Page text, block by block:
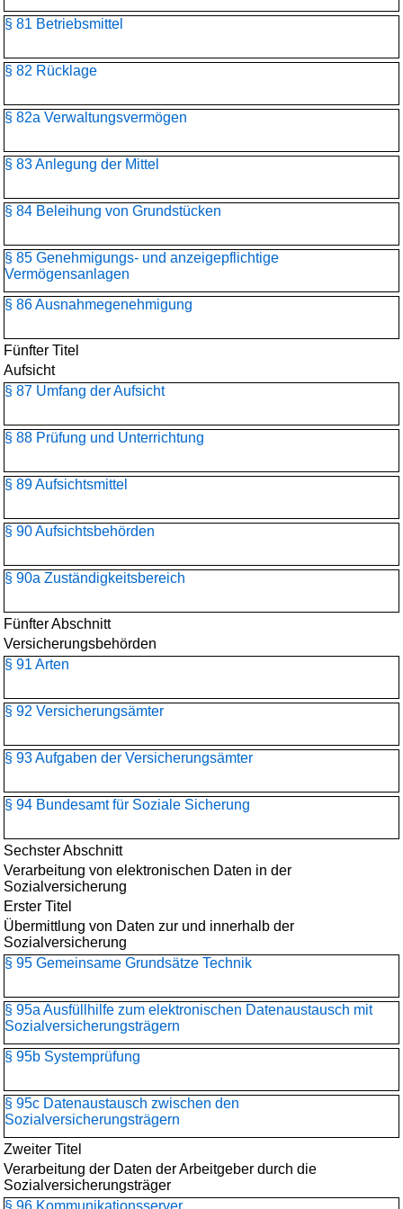
§ 81 Betriebsmittel
§ 82 Rücklage
§ 82a Verwaltungsvermögen
§ 83 Anlegung der Mittel
§ 84 Beleihung von Grundstücken
§ 85 Genehmigungs- und anzeigepflichtige
Vermögensanlagen
§ 86 Ausnahmegenehmigung
Fünfter Titel
Aufsicht
§ 87 Umfang der Aufsicht
§ 88 Prüfung und Unterrichtung
§ 89 Aufsichtsmittel
§ 90 Aufsichtsbehörden
§ 90a Zuständigkeitsbereich
Fünfter Abschnitt
Versicherungsbehörden
§ 91 Arten
§ 92 Versicherungsämter
§ 93 Aufgaben der Versicherungsämter
§ 94 Bundesamt für Soziale Sicherung
Sechster Abschnitt
Verarbeitung von elektronischen Daten in der
Sozialversicherung
Erster Titel
Übermittlung von Daten zur und innerhalb der
Sozialversicherung
§ 95 Gemeinsame Grundsätze Technik
§ 95a Ausfüllhilfe zum elektronischen Datenaustausch mit
Sozialversicherungsträgern
§ 95b Systemprüfung
§ 95c Datenaustausch zwischen den
Sozialversicherungsträgern
Zweiter Titel
Verarbeitung der Daten der Arbeitgeber durch die
Sozialversicherungsträger
§ 96 Kommunikationsserver